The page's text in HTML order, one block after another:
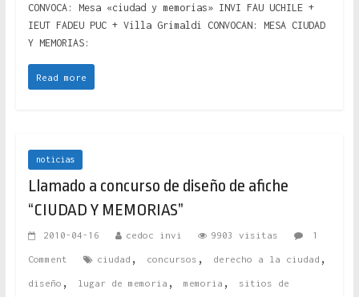
CONVOCA: Mesa «ciudad y memorias» INVI FAU UCHILE +
IEUT FADEU PUC + Villa Grimaldi CONVOCAN: MESA CIUDAD
Y MEMORIAS:
Read more
noticias
Llamado a concurso de diseño de afiche
“CIUDAD Y MEMORIAS”
2010-04-16 cedoc invi 9903 visitas 1
Comment ciudad , concursos , derecho a la ciudad ,
diseño , lugar de memoria , memoria , sitios de